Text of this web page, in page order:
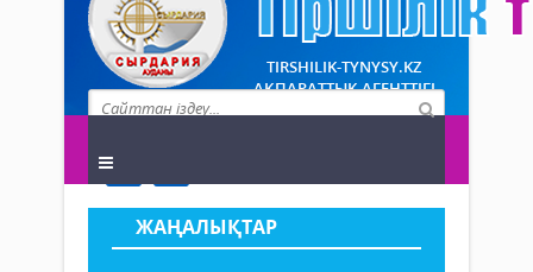
TIRSHILIK-TYNYSY.KZ
АҚПАРАТТЫҚ АГЕНТТІГІ
ЖАҢАЛЫҚТАР